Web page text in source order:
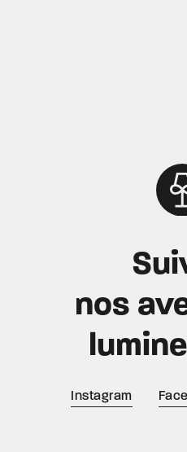
nos
Instagram